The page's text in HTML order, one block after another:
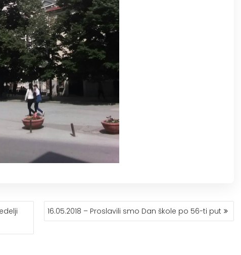
16.05.2018 – Proslavili smo Dan škole po 56-ti put